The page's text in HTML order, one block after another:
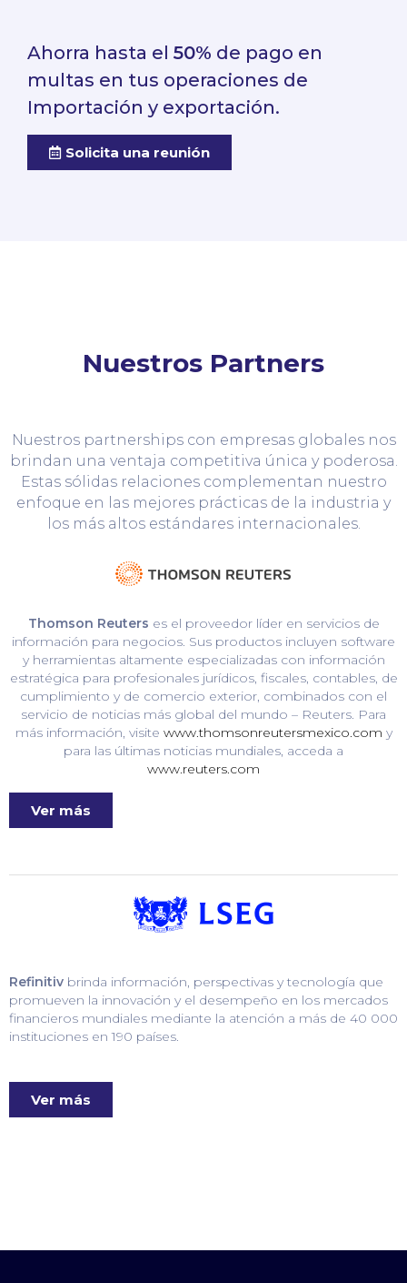
Ahorra hasta el 50% de pago en
multas en tus operaciones de
Importación y exportación.
Solicita una reunión
Nuestros Partners
Nuestros partnerships con empresas globales nos
brindan una ventaja competitiva única y poderosa.
Estas sólidas relaciones complementan nuestro
enfoque en las mejores prácticas de la industria y
los más altos estándares internacionales.
Thomson Reuters es el proveedor líder en servicios de
información para negocios. Sus productos incluyen software
y herramientas altamente especializadas con información
estratégica para profesionales jurídicos, fiscales, contables, de
cumplimiento y de comercio exterior, combinados con el
servicio de noticias más global del mundo – Reuters. Para
más información, visite www.thomsonreutersmexico.com y
para las últimas noticias mundiales, acceda a
www.reuters.com
Ver más
Refinitiv brinda información, perspectivas y tecnología que
promueven la innovación y el desempeño en los mercados
financieros mundiales mediante la atención a más de 40 000
instituciones en 190 países.
Ver más